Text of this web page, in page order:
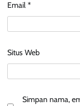
Email *
Situs Web
Simpan nama,